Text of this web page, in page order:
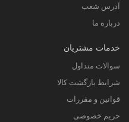
آدرس شعب
درباره ما
خدمات مشتریان
سوالات متداول
شرایط بازگشت کالا
قوانین و مقررات
حریم خصوصی